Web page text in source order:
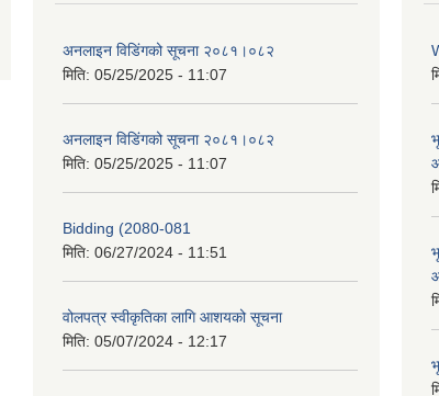
अनलाइन विडि‌ं‍गको सूचना २०८१।०८२
मिति: 05/25/2025 - 11:07
अनलाइन विडि‌ं‍गको सूचना २०८१।०८२
मिति: 05/25/2025 - 11:07
Bidding (2080-081
मिति: 06/27/2024 - 11:51
वोलपत्र स्वीकृतिका लागि आशयको सूचना
मिति: 05/07/2024 - 12:17